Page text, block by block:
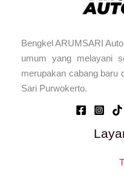
Bengkel ARUMSARI
umum yang melayani
merupakan cabang baru
Sari Purwokerto.